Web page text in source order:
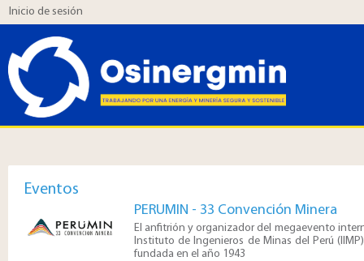
Inicio de sesión
Eventos
PERUMIN - 33 Convención Minera
El anfitrión y organizador del megaevento
Instituto de Ingenieros de Minas del Perú
fundada en el año 1943